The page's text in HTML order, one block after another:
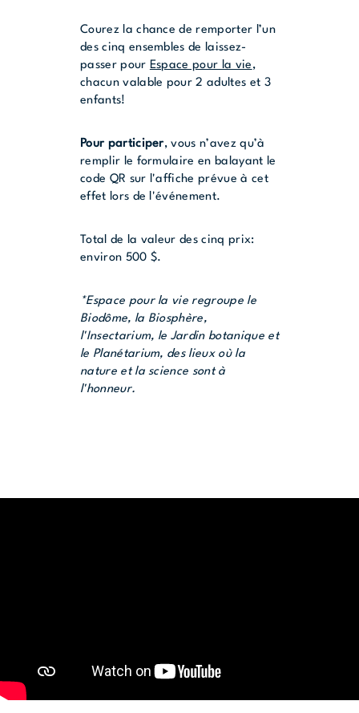
Courez la chance de remporter l’un
des cinq ensembles de laissez-
passer pour Espace pour la vie ,
chacun valable pour 2 adultes et 3
enfants!
Pour participer, vous n’avez qu’à
remplir le formulaire en balayant le
code QR sur l'affiche prévue à cet
effet lors de l'événement.
Total de la valeur des cinq prix:
environ 500 $.
*Espace pour la vie regroupe le
Biodôme, la Biosphère,
l'Insectarium, le Jardin botanique et
le Planétarium, des lieux où la
nature et la science sont à
l'honneur.